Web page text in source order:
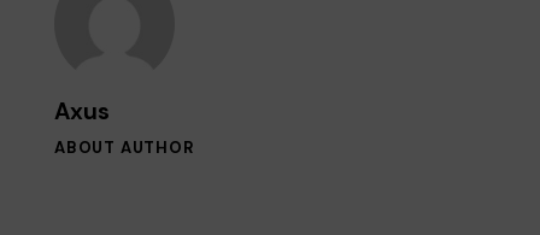
Axus
ABOUT AUTHOR